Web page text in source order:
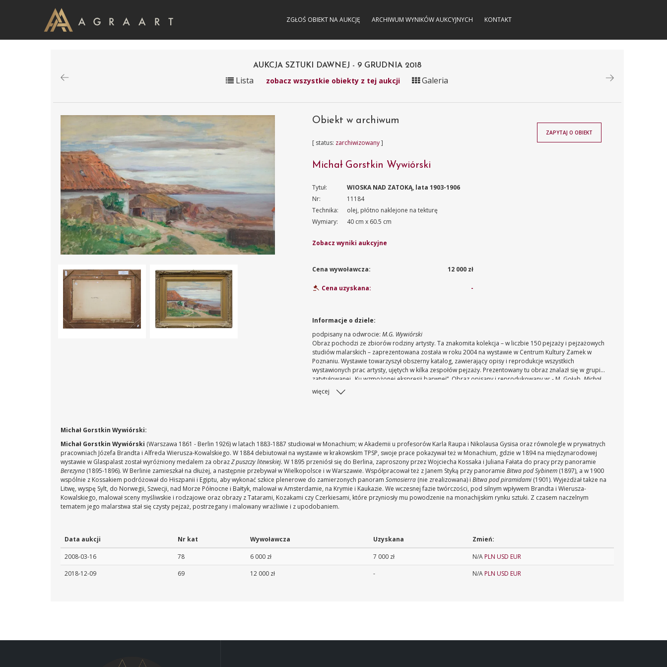
ZGŁOŚ OBIEKT NA AUKCJĘ ARCHIWUM WYNIKÓW AUKCYJNYCH KONTAKT
AUKCJA SZTUKI DAWNEJ - 9 GRUDNIA 2018
Lista zobacz wszystkie obiekty z tej aukcji Galeria
Obiekt w archiwum
[ status: zarchiwizowany]
Michał Gorstkin Wywiórski
Tytuł:
WIOSKA NAD ZATOKĄ, lata 1903-1906
Nr:
11184
Technika:
olej, płótno naklejone na tekturę
Wymiary:
40 cm x 60.5 cm
Zobacz wyniki aukcyjne
Cena wywoławcza: 12 000 zł
Cena uzyskana: -
ZAPYTAJ O OBIEKT
Informacje o dziele:
podpisany na odwrocie:M.G. Wywiórski
Obraz pochodzi ze zbiorów rodziny artysty. Ta znakomita kolekcja – w liczbie 150 pejzaży i pejzażowych
studiów malarskich – zaprezentowana została w roku 2004 na wystawie w Centrum Kultury Zamek w
Poznaniu. Wystawie towarzyszył obszerny katalog, zawierający opisy i reprodukcje wszystkich
wystawionych prac artysty, ujętych w kilka zespołów pejzaży. Prezentowany tu obraz znalazł się w grupie
zatytułowanej „Ku wzmożonej ekspresji barwnej”. Obraz opisany i reprodukowany w: - M. Gołąb, Michał
Gorstkin Wywiórski – pejzaże. Między niebem a ziemią
s. 120, nr kat. 92, il. 92 na s. 82
więcej
Michał Gorstkin Wywiórski:
Michał Gorstkin Wywiórski (Warszawa 1861 - Berlin 1926) w latach 1883-1887 studiował w Monachium; w Akademii u profesorów Karla Raupa i Nikolausa Gysisa oraz równolegle w prywatnych
pracowniach Józefa Brandta i Alfreda Wierusza-Kowalskiego. W 1884 debiutował na wystawie w krakowskim TPSP, swoje prace pokazywał też w Monachium, gdzie w 1894 na międzynarodowej
wystawie w Glaspalast został wyróżniony medalem za obrazZ puszczy litewskiej. W 1895 przeniósł się do Berlina, zaproszony przez Wojciecha Kossaka i Juliana Fałata do pracy przy panoramie
Berezyna (1895-1896). W Berlinie zamieszkał na dłużej, a następnie przebywał w Wielkopolsce i w Warszawie. Współpracował też z Janem Styką przy panoramie Bitwa pod Sybinem (1897), a w 1900
wspólnie z Kossakiem podróżował do Hiszpanii i Egiptu, aby wykonać szkice plenerowe do zamierzonych panoram Somosierra (nie zrealizowana) i Bitwa pod piramidami (1901). Wyjeżdżał także na
Litwę, wyspę Sylt, do Norwegii, Szwecji, nad Morze Północne i Bałtyk, malował w Amsterdamie, na Krymie i Kaukazie. We wczesnej fazie twórczości, pod silnym wpływem Brandta i Wierusza-
Kowalskiego, malował sceny myśliwskie i rodzajowe oraz obrazy z Tatarami, Kozakami czy Czerkiesami, które przyniosły mu powodzenie na monachijskim rynku sztuki. Z czasem naczelnym
tematem jego malarstwa stał się czysty pejzaż, postrzegany i malowany wrażliwie i z upodobaniem.
Data aukcji Nr kat Wywoławcza Uzyskana Zmień:
2008-03-16 78 6 000 zł 7 000 zł N/APLN USD EUR
2018-12-09
69 12 000 zł - N/APLN USD EUR